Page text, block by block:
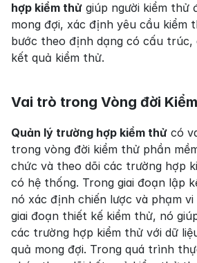
hợp kiểm thử giúp người kiểm thử
mong đợi, xác định yêu cầu kiểm
bước theo định dạng có cấu trúc,
kết quả kiểm thử.
Vai trò trong Vòng đời
Quản lý trường hợp kiểm thử có
trong vòng đời kiểm thử phần
chức và theo dõi các trường hợp
có hệ thống. Trong giai đoạn lập
nó xác định chiến lược và phạm
giai đoạn thiết kế kiểm thử, nó
các trường hợp kiểm thử với dữ
quả mong đợi. Trong quá trình